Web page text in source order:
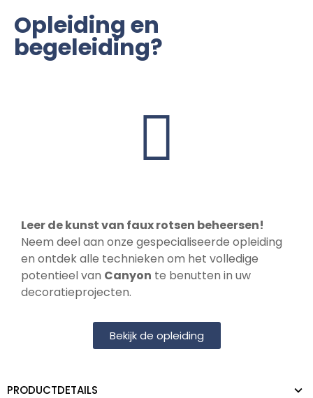
Opleiding en
begeleiding?
Leer de kunst van faux rotsen beheersen!
Neem deel aan onze gespecialiseerde opleiding
en ontdek alle technieken om het volledige
potentieel van Canyon te benutten in uw
decoratieprojecten.
Bekijk de opleiding
PRODUCTDETAILS